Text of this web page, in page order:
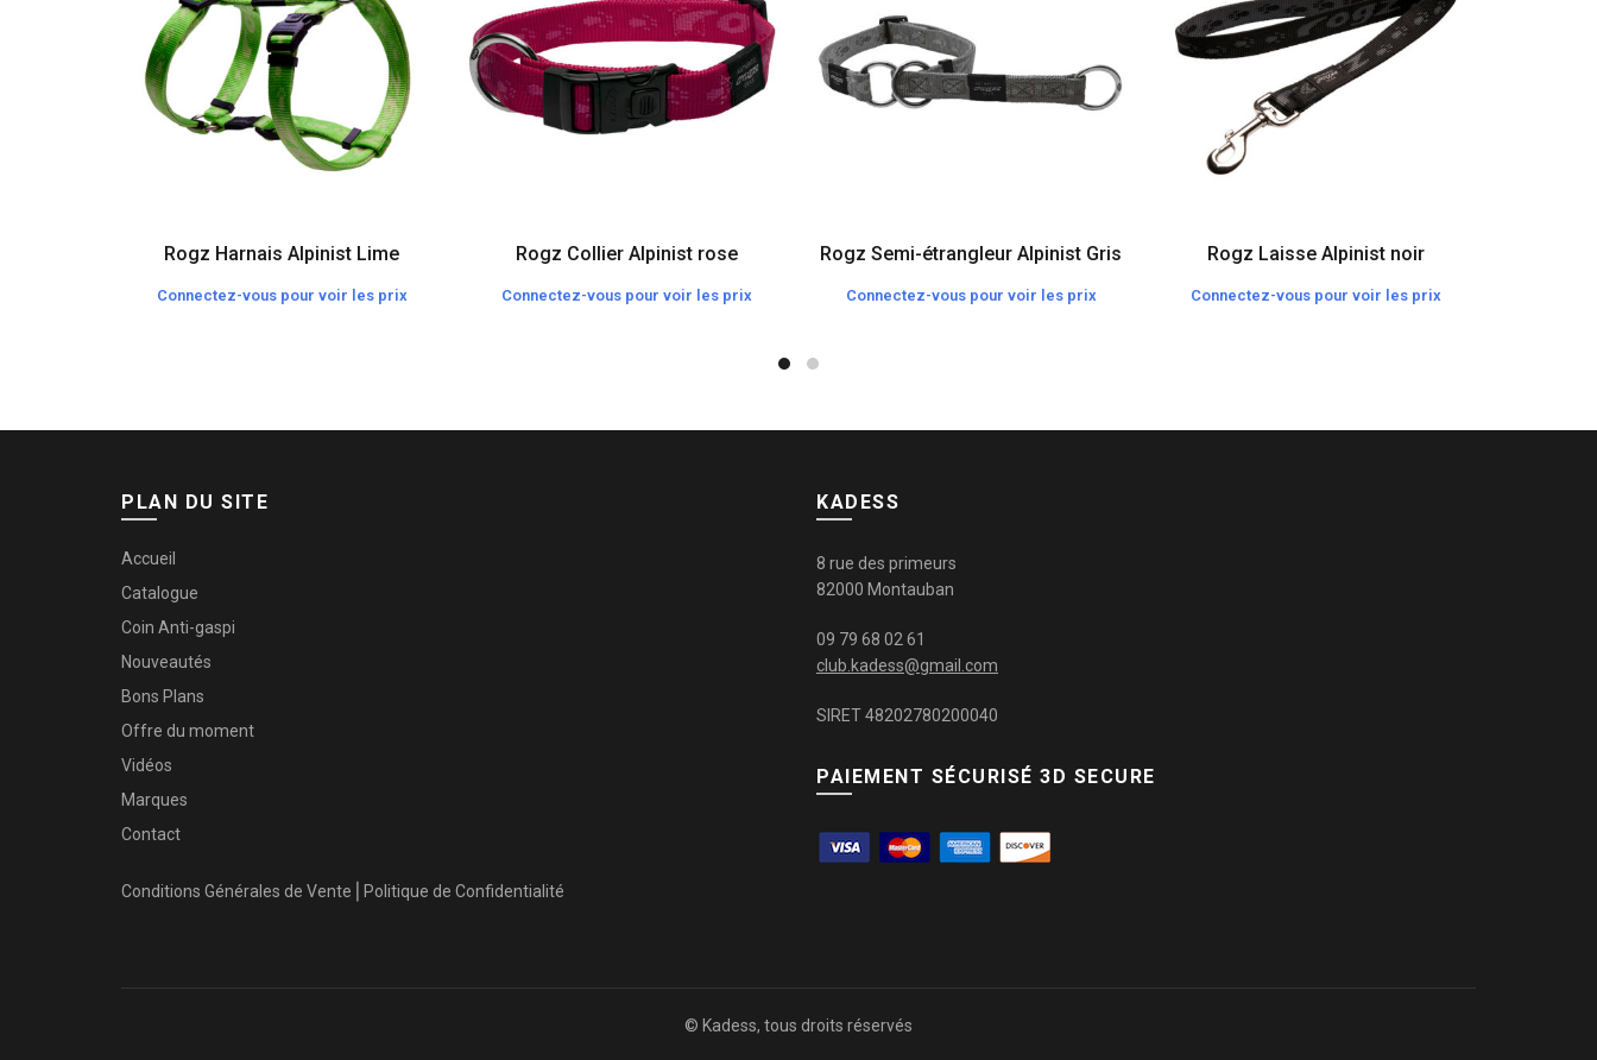
Rogz Harnais Alpinist Lime
Connectez-vous pour voir les prix
Rogz Collier Alpinist rose
Connectez-vous pour voir les prix
Rogz Semi-étrangleur Alpinist Gris
Connectez-vous pour voir les prix
Rogz Laisse Alpinist noir
Connectez-vous pour voir les prix
PLAN DU SITE
Accueil
Catalogue
Coin Anti-gaspi
Nouveautés
Bons Plans
Offre du moment
Vidéos
Marques
Contact
Conditions Générales de Vente Politique de Confidentialité
KADESS
8 rue des primeurs
82000 Montauban
09 79 68 02 61
club.kadess@gmail.com
SIRET 48202780200040
PAIEMENT SÉCURISÉ 3D SECURE
© Kadess, tous droits réservés